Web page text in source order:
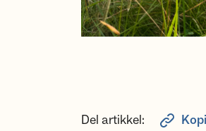
Del artikkel: